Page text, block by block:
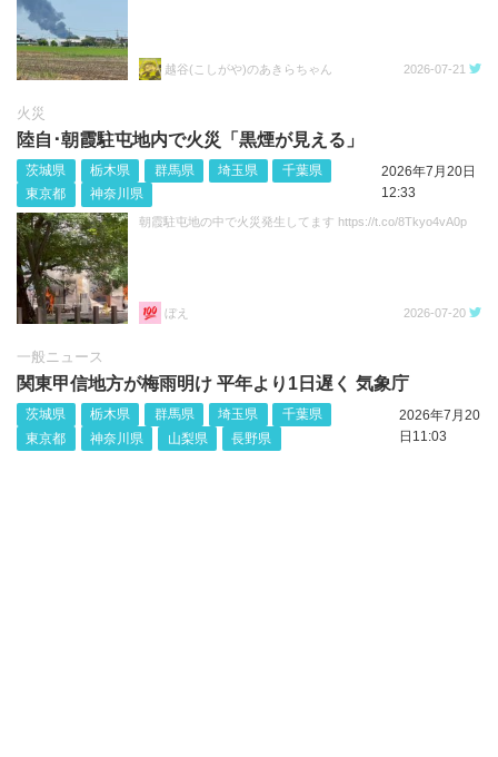
越谷(こしがや)のあきらちゃん 2026-07-21
火災
陸自･朝霞駐屯地内で火災「黒煙が見える」
茨城県 栃木県 群馬県 埼玉県
千葉県
東京都
神奈川県
2026年7月20日
12:33
朝霞駐屯地の中で火災発生してます https://t.co/8Tkyo4vA0p
ぼえ 2026-07-20
一般ニュース
関東甲信地方が梅雨明け 平年より1日遅く 気象庁
茨城県 栃木県 群馬県 埼玉県
千葉県
東京都
神奈川県 山梨県 長野県
2026年7月20
日11:03